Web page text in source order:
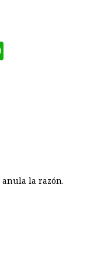
la razón.